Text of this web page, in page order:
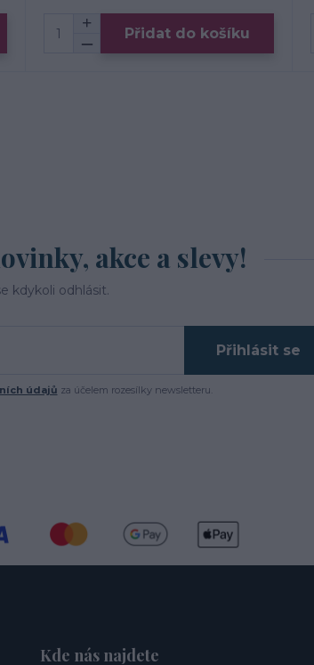
Přidat do košíku
akce a slevy!
kdykoli odhlásit.
Přihlásit se
údajů za účelem rozesílky newsletteru.
Kde nás najdete